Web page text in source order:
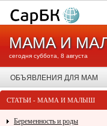
МАМА И
сегодня суббота, 8 августа
ОБЪЯВЛЕНИЯ ДЛЯ МАМ
СТАТЬИ - МАМА И МАЛЫШ
Беременность и роды